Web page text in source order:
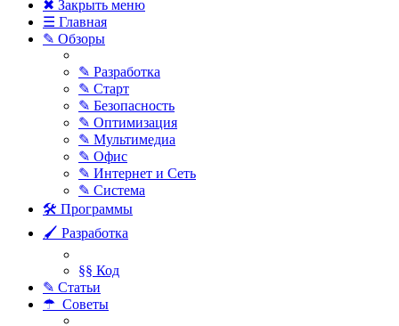
✖ Закрыть меню
☰ Главная
✎ Обзоры
✎ Разработка
✎ Старт
✎ Безопасность
✎ Оптимизация
✎ Мультимедиа
✎ Офис
✎ Интернет и Сеть
✎ Система
🛠 Программы
🖌 Разработка
§§ Код
✎ Статьи
☂ Советы